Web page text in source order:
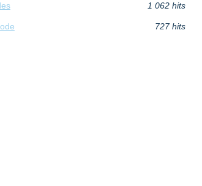
1 062 hits
727 hits